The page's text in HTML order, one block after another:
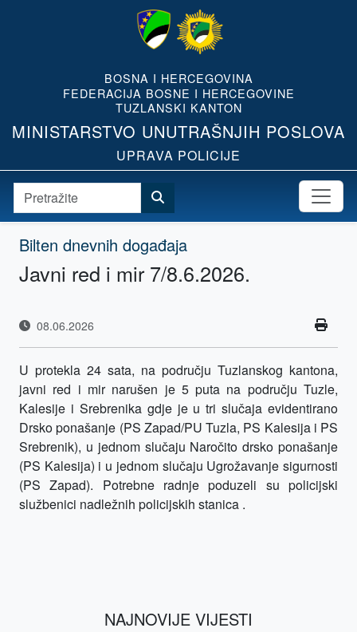
BOSNA I HERCEGOVINA
FEDERACIJA BOSNE I HERCEGOVINE
TUZLANSKI KANTON
MINISTARSTVO UNUTRAŠNJIH POSLOVA
UPRAVA POLICIJE
Bilten dnevnih događaja
Javni red i mir 7/8.6.2026.
08.06.2026
U protekla 24 sata, na području Tuzlanskog kantona,
javni red i mir narušen je 5 puta na području Tuzle,
Kalesije i Srebrenika gdje je u tri slučaja evidentirano
Drsko ponašanje (PS Zapad/PU Tuzla, PS Kalesija i PS
Srebrenik), u jednom slučaju Naročito drsko ponašanje
(PS Kalesija) i u jednom slučaju Ugrožavanje sigurnosti
(PS Zapad). Potrebne radnje poduzeli su policijski
službenici nadležnih policijskih stanica .
NAJNOVIJE VIJESTI